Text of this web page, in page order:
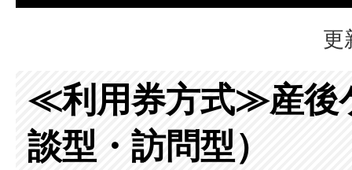
更
≪利用券方式≫産後
談型・訪問型）